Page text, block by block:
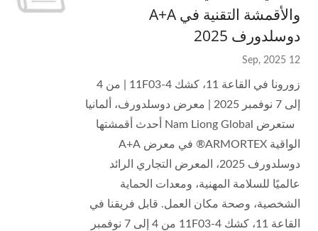
والأقمشة التقنية في A+A
دوسلدورف 2025
12 Sep, 2025
زورونا في القاعة 11، كشك 11F03-4 | من 4
إلى 7 نوفمبر 2025 | معرض دوسلدورف، ألمانيا
ستعرض Nam Liong Global أحدث أقمشتها
الواقية ARMORTEX® في معرض A+A
دوسلدورف 2025، المعرض التجاري الرائد
عالميًا للسلامة المهنية، ومعدات الحماية
الشخصية، وصحة مكان العمل. قابل فريقنا في
القاعة 11، كشك 11F03-4 من 4 إلى 7 نوفمبر